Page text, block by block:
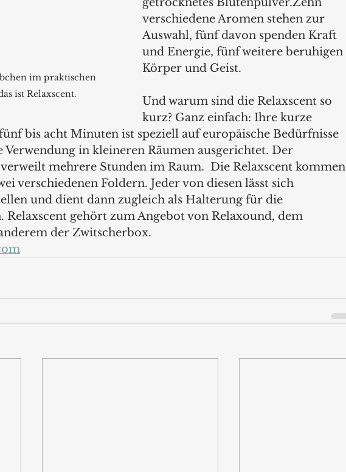
im praktischen
ist Relaxscent.
verschiedene Aromen stehen zur
Auswahl, fünf davon spenden Kraft
und Energie, fünf weitere beruhigen
Körper und Geist.
Und warum sind die Relaxscent so
kurz? Ganz einfach: Ihre kurze
bis acht Minuten ist speziell auf europäische Bedürfnisse
in kleineren Räumen ausgerichtet. Der
mehrere Stunden im Raum.  Die Relaxscent kommen
verschiedenen Foldern. Jeder von diesen lässt sich
und dient dann zugleich als Halterung für die
Relaxscent gehört zum Angebot von Relaxound, dem
der Zwitscherbox.